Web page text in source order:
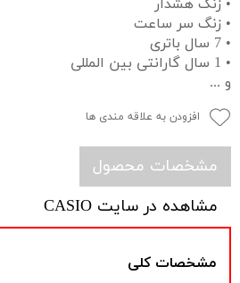
• زنگ هشدار
• زنگ سر ساعت
• 7 سال باتری
• 1 سال گارانتی بین المللی
و ...
افزودن به علاقه مندی ها
مشخصات محصول
مشاهده در سایت CASIO
مشخصات کلی